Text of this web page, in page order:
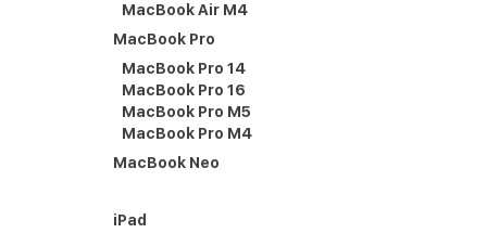
MacBook Air M4
MacBook Pro
MacBook Pro 14
MacBook Pro 16
MacBook Pro M5
MacBook Pro M4
MacBook Neo
iPad